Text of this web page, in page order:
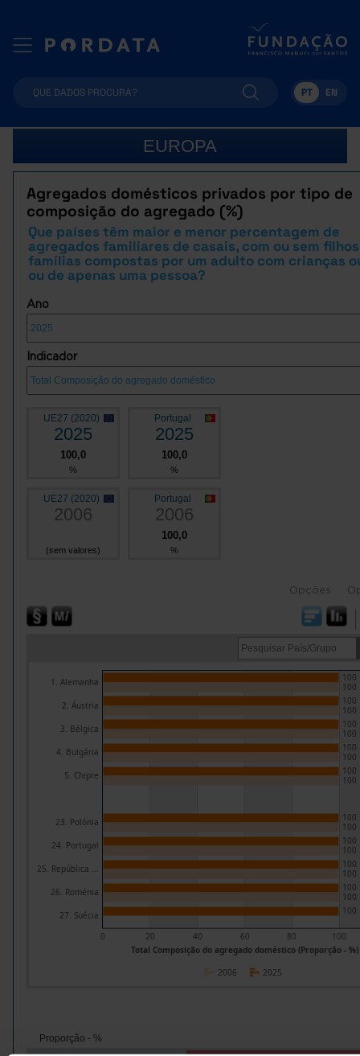
PT EN
EUROPA
Agregados domésticos privados por tipo de
composição do agregado (%)
Que países têm maior e menor percentagem de
agregados familiares de casais, com ou sem
famílias compostas por um adulto com crianças
ou de apenas uma pessoa?
Ano
Indicador
UE27 (2020)
2025
100,0
%
Portugal
2025
100,0
%
UE27 (2020)
2006
(sem valores)
Portugal
2006
100,0
%
Opções
Total Composição do agregado doméstico (Proporção - %)
0 20 40 60 80 100
1. Alemanha
2. Áustria
3. Bélgica
4. Bulgária
5. Chipre
23. Polónia
24. Portugal
25. República ...
26. Roménia
27. Suécia
100
100
100
100
100
100
100
100
100
100
100
100
100
100
100
100
100
100
100
2025
2006
Proporção - %